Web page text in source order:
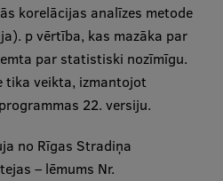
korelācijas analīzes metode
p vērtība, kas mazāka par
par statistiski nozīmīgu.
veikta, izmantojot
programmas 22. versiju.
no Rīgas Stradiņa
– lēmums Nr.